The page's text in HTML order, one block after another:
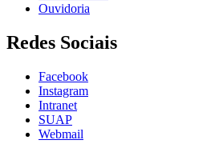
Ouvidoria
Redes Sociais
Facebook
Instagram
Intranet
SUAP
Webmail